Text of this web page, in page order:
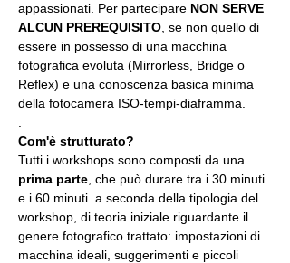
appassionati. Per partecipare NON SERVE
ALCUN PREREQUISITO , se non quello di
essere in possesso di una macchina
fotografica evoluta (Mirrorless, Bridge o
Reflex) e una conoscenza basica minima
della fotocamera ISO-tempi-diaframma.
Com'è strutturato?
Tutti i workshops sono composti da una
prima parte , che può durare tra i 30 minuti
e i 60 minuti  a seconda della tipologia del
workshop, di teoria iniziale riguardante il
genere fotografico trattato: impostazioni di
macchina ideali, suggerimenti e piccoli